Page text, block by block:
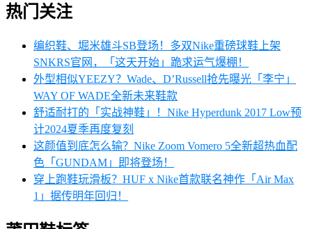
热门关注
编织鞋、堀米雄斗SB登场！多双Nike重磅球鞋上架
SNKRS官网，「这天开始」跪求运气爆棚！
外型相似YEEZY？Wade、D’Russell抢先曝光「李宁」
WAY OF WADE全新未来鞋款
舒适耐打的「实战神鞋」！Nike Hyperdunk 2017 Low预
计2024夏季再度复刻
这颜值到底怎么输？Nike Zoom Vomero 5全新超热血配
色「GUNDAM」即将登场！
穿上跑鞋玩滑板？HUF x Nike首款联名神作「Air Max
1」据传明年回归！